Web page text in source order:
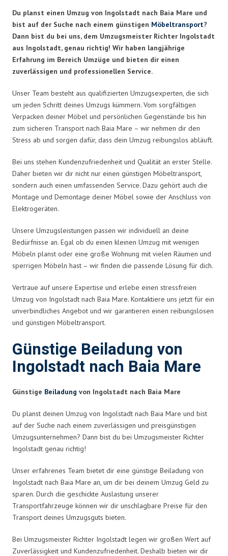
Du planst einen Umzug von Ingolstadt nach Baia Mare und
bist auf der Suche nach einem günstigen Möbeltransport?
Dann bist du bei uns, dem Umzugsmeister Richter Ingolstadt
aus Ingolstadt, genau richtig! Wir haben langjährige
Erfahrung im Bereich Umzüge und bieten dir einen
zuverlässigen und professionellen Service.
Unser Team besteht aus qualifizierten Umzugsexperten, die sich
um jeden Schritt deines Umzugs kümmern. Vom sorgfältigen
Verpacken deiner Möbel und persönlichen Gegenstände bis hin
zum sicheren Transport nach Baia Mare – wir nehmen dir den
Stress ab und sorgen dafür, dass dein Umzug reibungslos abläuft.
Bei uns stehen Kundenzufriedenheit und Qualität an erster Stelle.
Daher bieten wir dir nicht nur einen günstigen Möbeltransport,
sondern auch einen umfassenden Service. Dazu gehört auch die
Montage und Demontage deiner Möbel sowie der Anschluss von
Elektrogeräten.
Unsere Umzugsleistungen passen wir individuell an deine
Bedürfnisse an. Egal ob du einen kleinen Umzug mit wenigen
Möbeln planst oder eine große Wohnung mit vielen Räumen und
sperrigen Möbeln hast – wir finden die passende Lösung für dich.
Vertraue auf unsere Expertise und erlebe einen stressfreien
Umzug von Ingolstadt nach Baia Mare. Kontaktiere uns jetzt für ein
unverbindliches Angebot und wir garantieren einen reibungslosen
und günstigen Möbeltransport.
Günstige Beiladung von
Ingolstadt nach Baia Mare
Günstige Beiladung von Ingolstadt nach Baia Mare
Du planst deinen Umzug von Ingolstadt nach Baia Mare und bist
auf der Suche nach einem zuverlässigen und preisgünstigen
Umzugsunternehmen? Dann bist du bei Umzugsmeister Richter
Ingolstadt genau richtig!
Unser erfahrenes Team bietet dir eine günstige Beiladung von
Ingolstadt nach Baia Mare an, um dir bei deinem Umzug Geld zu
sparen. Durch die geschickte Auslastung unserer
Transportfahrzeuge können wir dir unschlagbare Preise für den
Transport deines Umzugsguts bieten.
Bei Umzugsmeister Richter Ingolstadt legen wir großen Wert auf
Zuverlässigkeit und Kundenzufriedenheit. Deshalb bieten wir dir